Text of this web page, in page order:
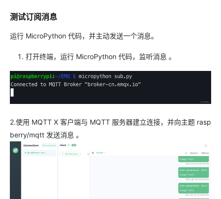
测试订阅消息
运行 MicroPython 代码，并主动发送一个消息。
打开终端，运行 MicroPython 代码，监听消息 。
2.使用 MQTT X 客户端与 MQTT 服务器建立连接，并向主题 rasp
berry/mqtt 发送消息 。